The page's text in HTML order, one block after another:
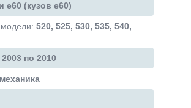
e60 (кузов е60)
520, 525, 530, 535, 540,
2003 по 2010